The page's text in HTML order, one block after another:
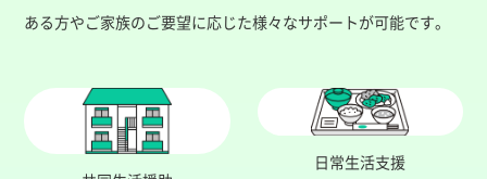
ある方やご家族のご要望に応じた様々なサポートが可能です。
日常生活支援